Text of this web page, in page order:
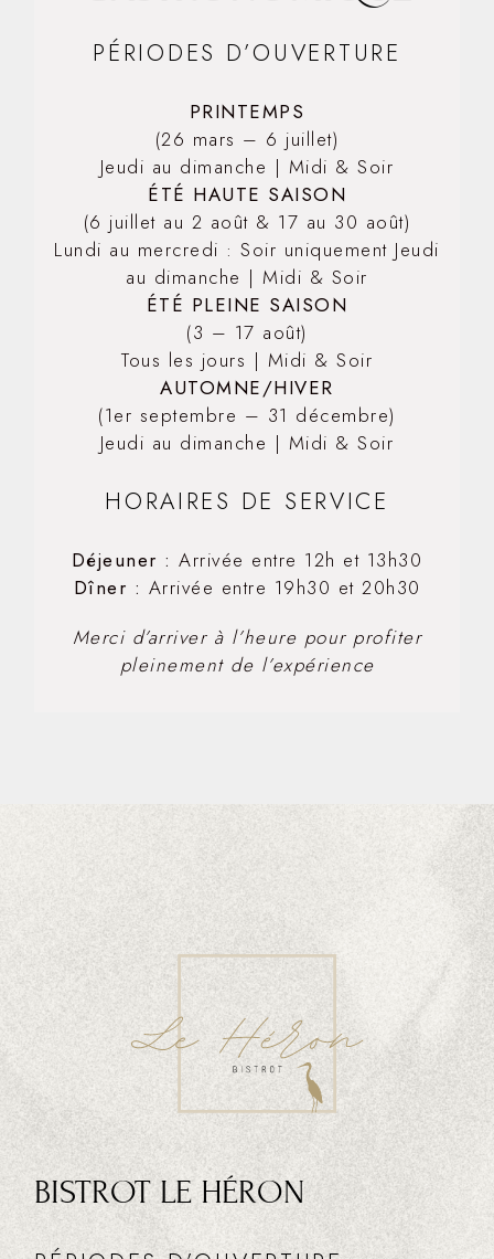
PÉRIODES D’OUVERTURE
PRINTEMPS
(26 mars – 6 juillet)
Jeudi au dimanche | Midi & Soir
ÉTÉ HAUTE SAISON
(6 juillet au 2 août & 17 au 30 août)
Lundi au mercredi : Soir uniquement Jeudi
au dimanche | Midi & Soir
ÉTÉ PLEINE SAISON
(3 – 17 août)
Tous les jours | Midi & Soir
AUTOMNE/HIVER
(1er septembre – 31 décembre)
Jeudi au dimanche | Midi & Soir
HORAIRES DE SERVICE
Déjeuner : Arrivée entre 12h et 13h30
Dîner : Arrivée entre 19h30 et 20h30
Merci d’arriver à l’heure pour profiter
pleinement de l’expérience
BISTROT LE HÉRON